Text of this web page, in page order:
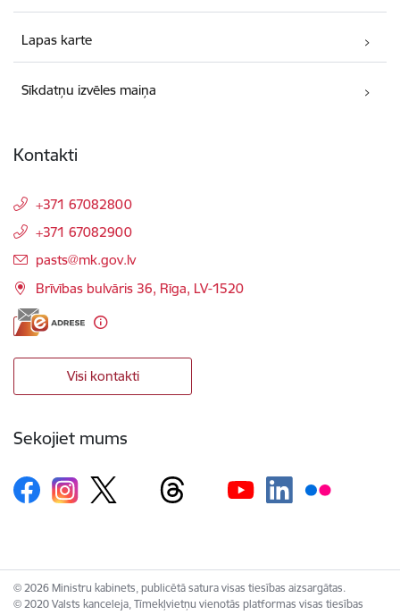
Lapas karte
Sīkdatņu izvēles maiņa
Kontakti
+371 67082800
+371 67082900
E-pasts:
pasts@mk.gov.lv
Brīvības bulvāris 36, Rīga, LV-1520
Visi kontakti
Sekojiet mums
© 2026 Ministru kabinets, publicētā satura visas tiesības aizsargātas.
© 2020 Valsts kanceleja, Tīmekļvietņu vienotās platformas visas tiesības